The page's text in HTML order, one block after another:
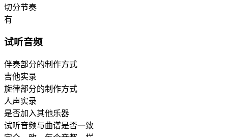
切分节奏
有
试听音频
伴奏部分的制作方式
吉他实录
旋律部分的制作方式
人声实录
是否加入其他乐器
试听音频与曲谱是否一致